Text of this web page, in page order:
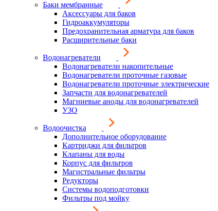
Баки мембранные
Аксессуары для баков
Гидроаккумуляторы
Предохранительная арматура для баков
Расширительные баки
Водонагреватели
Водонагреватели накопительные
Водонагреватели проточные газовые
Водонагреватели проточные электрические
Запчасти для водонагревателей
Магниевые аноды для водонагревателей
УЗО
Водоочистка
Дополнительное оборудование
Картриджи для фильтров
Клапаны для воды
Корпус для фильтров
Магистральные фильтры
Редукторы
Системы водоподготовки
Фильтры под мойку